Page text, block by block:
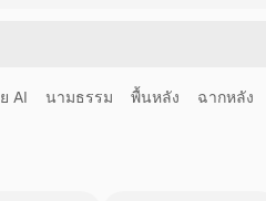
AI นามธรรม พื้นหลัง ฉากหลัง